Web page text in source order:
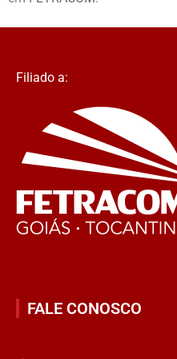
Filiado a:
FALE CONOSCO